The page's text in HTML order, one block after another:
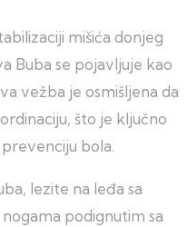
mišića donjeg
Buba se pojavljuje kao
vežba je osmišljena da
što je ključno
bola.
lezite na leđa sa
podignutim sa